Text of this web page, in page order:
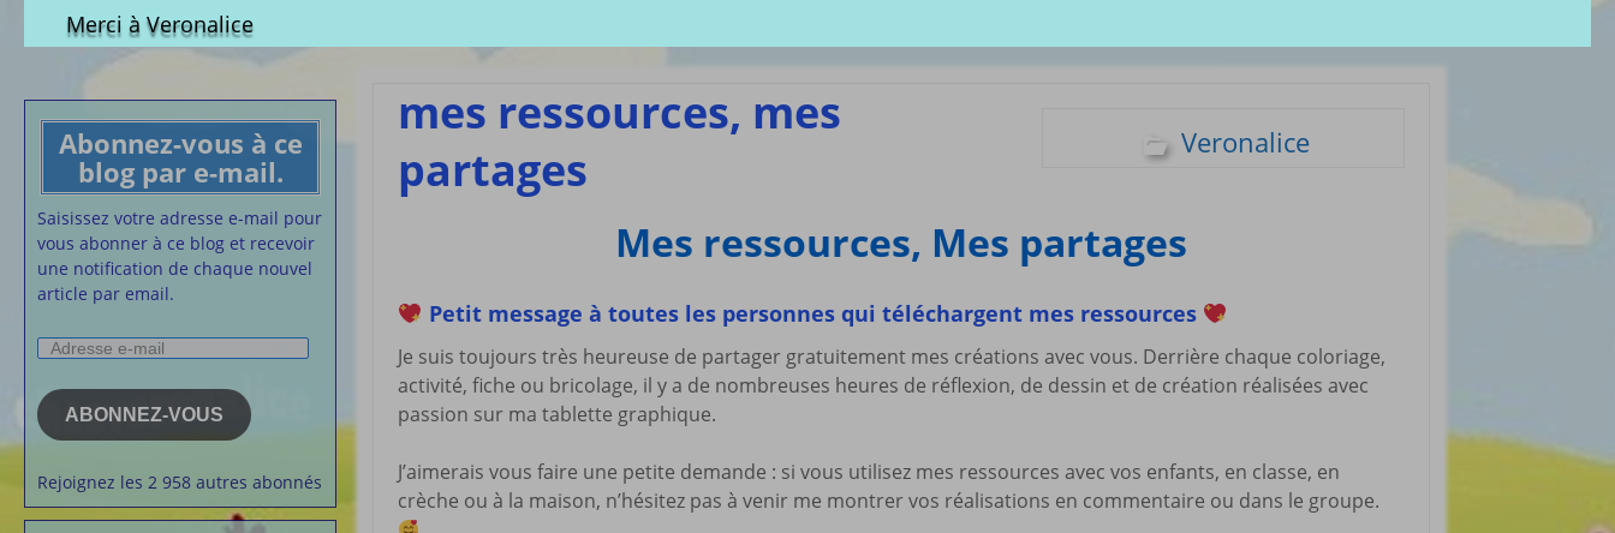
Qui est-elle ?
Adhésion demandes
S.M.I.C et Cotisations
Convention
Lettres Types
Cartes de visites
nounou
Affiches de menu de
la semaine
Membres du site
veronalice
Comptines à gestes
La Séparation
transmission
télécharger
Mes articles préférés
Groupe de bricolage
Groupe FB de
Ukulélé Comptines
Pinterest chez
Merci à Veronalice
Abonnez-vous à ce
blog par e-mail.
Saisissez votre adresse e-mail pour
vous abonner à ce blog et recevoir
une notification de chaque nouvel
article par email.
Adresse
mail
ABONNEZ-VOUS
Rejoignez les 2 958 autres abonnés
Veronalice
mes ressources, mes
partages
Mes ressources, Mes partages
Petit message à toutes les personnes qui téléchargent mes ressources
Je suis toujours très heureuse de partager gratuitement mes créations avec vous. Derrière chaque coloriage,
activité, fiche ou bricolage, il y a de nombreuses heures de réflexion, de dessin et de création réalisées avec
passion sur ma tablette graphique.
J’aimerais vous faire une petite demande : si vous utilisez mes ressources avec vos enfants, en classe, en
crèche ou à la maison, n’hésitez pas à venir me montrer vos réalisations en commentaire ou dans le groupe.